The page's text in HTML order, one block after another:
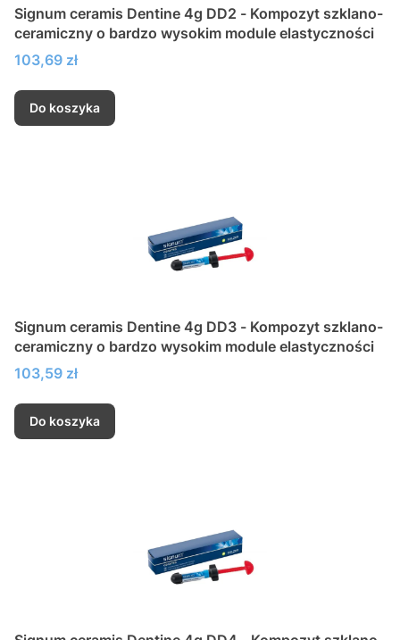
Signum ceramis Dentine 4g DD2 - Kompozyt szklano-
ceramiczny o bardzo wysokim module elastyczności
Cena
103,69 zł
Do koszyka
Signum ceramis Dentine 4g DD3 - Kompozyt szklano-
ceramiczny o bardzo wysokim module elastyczności
Cena
103,59 zł
Do koszyka